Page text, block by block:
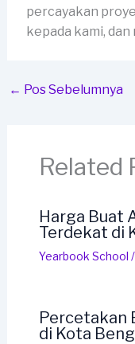
percayakan
kepada kami,
← Pos Sebelumnya
Related
Harga Buat
Terdekat di
Yearbook School /
Percetakan
di Kota